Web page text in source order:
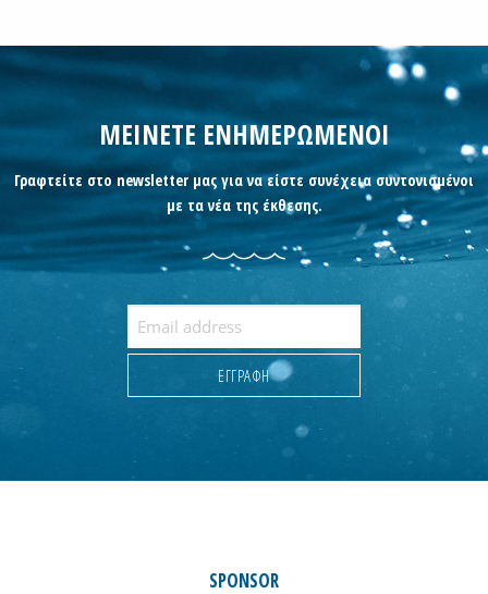
ΜΕΙΝΕΤΕ ΕΝΗΜΕΡΩΜΕΝΟΙ
Γραφτείτε στο newsletter μας για να είστε συνέχεια συντονισμένοι
με τα νέα της έκθεσης.
SPONSOR